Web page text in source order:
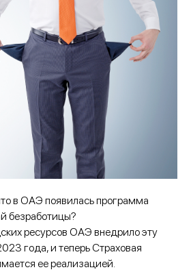
в ОАЭ появилась программа
безработицы?
ресурсов ОАЭ внедрило эту
года, и теперь Страховая
ее реализацией.